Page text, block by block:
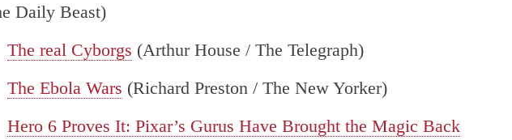
Daily Beast)
The real Cyborgs (Arthur House / The Telegraph)
The Ebola Wars (Richard Preston / The New Yorker)
Hero 6 Proves It: Pixar’s Gurus Have Brought the Magic Back